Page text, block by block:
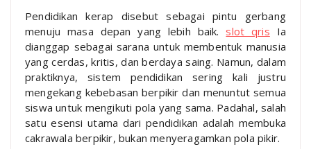
Pendidikan kerap disebut sebagai pintu gerbang
menuju masa depan yang lebih baik. slot qris Ia
dianggap sebagai sarana untuk membentuk manusia
yang cerdas, kritis, dan berdaya saing. Namun, dalam
praktiknya, sistem pendidikan sering kali justru
mengekang kebebasan berpikir dan menuntut semua
siswa untuk mengikuti pola yang sama. Padahal, salah
satu esensi utama dari pendidikan adalah membuka
cakrawala berpikir, bukan menyeragamkan pola pikir.